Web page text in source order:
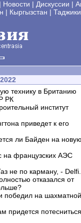
| Новости | Дискуссии |
| Кыргызстан |
технику в Британию
РК
институт
приведет к его
ли Байден на новую
на французских АЭС
не по карману, -
отказался от
победил на шахматной
придется